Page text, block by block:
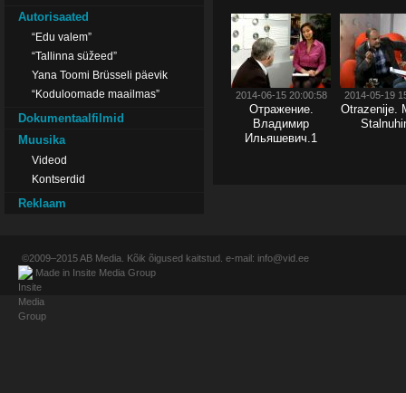
Autorisaated
“Edu valem”
“Tallinna süžeed”
Yana Toomi Brüsseli päevik
“Koduloomade maailmas”
Dokumentaalfilmid
Muusika
Videod
Kontserdid
Reklaam
2014-06-15 20:00:58
Отражение.
Владимир
Ильяшевич.1
2014-05-19
Otrazenije.
©2009–2015AB Media . Kõik õigused kaitstud. e-mail: info@vid.ee
Made in Insite Media Group